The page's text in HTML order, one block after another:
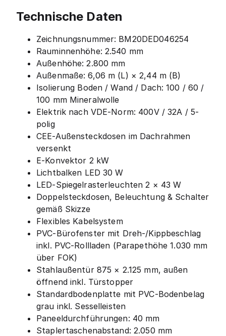
Technische Daten
Zeichnungsnummer: BM20DED046254
Rauminnenhöhe: 2.540 mm
Außenhöhe: 2.800 mm
Außenmaße: 6,06 m (L) × 2,44 m (B)
Isolierung Boden / Wand / Dach: 100 / 60 /
100 mm Mineralwolle
Elektrik nach VDE-Norm: 400V / 32A / 5-
polig
CEE-Außensteckdosen im Dachrahmen
versenkt
E-Konvektor 2 kW
Lichtbalken LED 30 W
LED-Spiegelrasterleuchten 2 × 43 W
Doppelsteckdosen, Beleuchtung & Schalter
gemäß Skizze
Flexibles Kabelsystem
PVC-Bürofenster mit Dreh-/Kippbeschlag
inkl. PVC-Rollladen (Parapethöhe 1.030 mm
über FOK)
Stahlaußentür 875 × 2.125 mm, außen
öffnend inkl. Türstopper
Standardbodenplatte mit PVC-Bodenbelag
grau inkl. Sesselleisten
Paneeldurchführungen: 40 mm
Staplertaschenabstand: 2.050 mm